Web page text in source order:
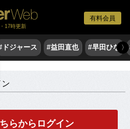
有料会員
17時更新
ドジャース #益田直也 #早田ひな 〉
らからログイン